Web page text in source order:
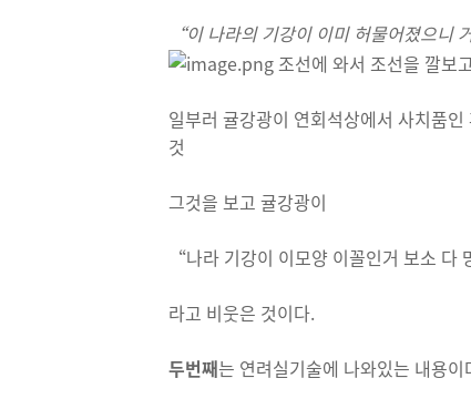
“이 나라의 기강이 이미 허물어졌으니
일부러 귤강광이 연회석상에서 사치품
것
그것을 보고 귤강광이
“나라 기강이 이모양 이꼴인거 보소 다
라고 비웃은 것이다.
두번째는 연려실기술에 나와있는 내용이